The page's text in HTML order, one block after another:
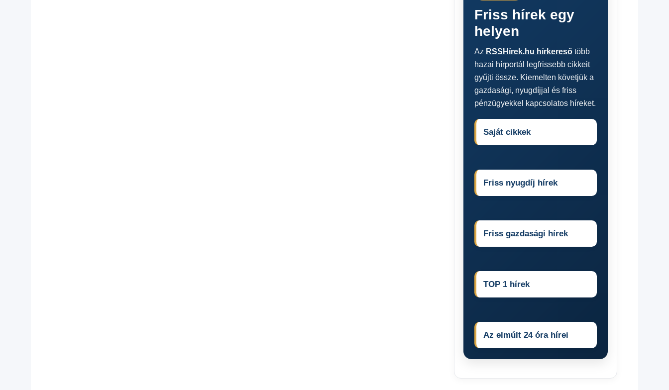
Friss hírek egy
helyen
Az RSSHírek.hu hírkeresőtöbb
hazai hírportál legfrissebb cikkeit
gyűjti össze. Kiemelten követjük a
gazdasági, nyugdíjjal és friss
pénzügyekkel kapcsolatos híreket.
Saját cikkek
Friss nyugdíj hírek
Friss gazdasági hírek
TOP 1 hírek
Az elmúlt 24 óra hírei